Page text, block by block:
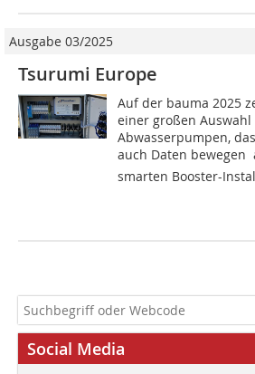
Ausgabe 03/2025
Tsurumi Europe
Auf der bauma 2025
einer großen
Abwasserpumpen,
auch Daten bewegen
smarten Booster-
Social Media